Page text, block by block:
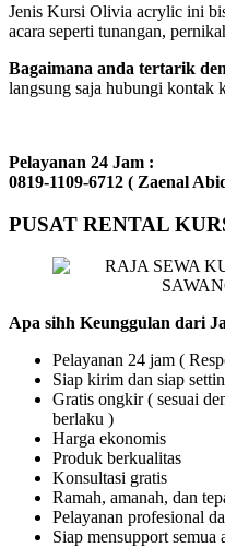
Jenis Kursi Olivia acrylic ini
acara seperti tunangan,
Bagaimana anda tertarik
langsung saja hubungi kontak
Pelayanan 24 Jam :
0819-1109-6712 ( Zaenal
PUSAT RENTAL
Apa sihh Keunggulan dari
Pelayanan 24 jam (
Siap kirim dan siap
Gratis ongkir ( sesuai
berlaku )
Harga ekonomis
Produk berkualitas
Konsultasi gratis
Ramah, amanah, dan
Pelayanan profesional
Siap mensupport semua